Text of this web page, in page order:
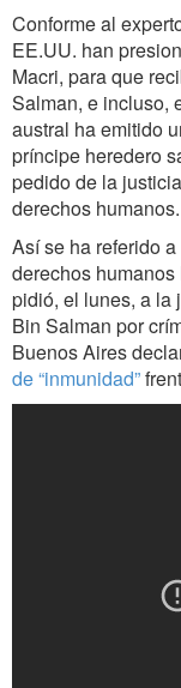
Conforme al
EE.UU. han
Macri, para que
Salman, e incluso,
austral ha emitido
príncipe heredero
pedido de la
derechos humanos.
Así se ha referido
derechos
pidió, el lunes, a la
Bin Salman por
Buenos Aires
de “inmunidad”